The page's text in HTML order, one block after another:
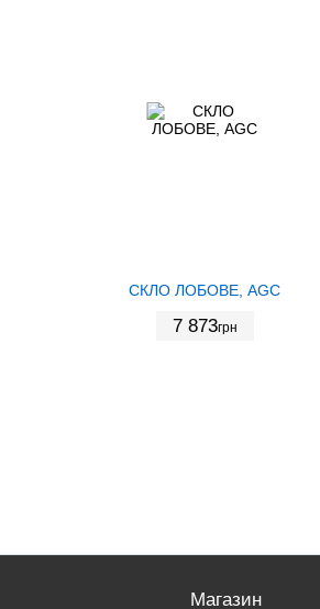
СКЛО ЛОБОВЕ, AGC
7 873грн
Магазин